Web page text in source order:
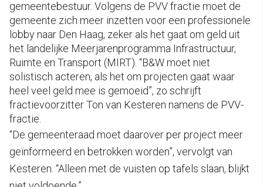
gemeentebestuur. Volgens de PVV fractie moet de
gemeente zich meer inzetten voor een professionele
lobby naar Den Haag, zeker als het gaat om geld uit
het landelijke Meerjarenprogramma Infrastructuur,
Ruimte en Transport (MIRT). “B&W moet niet
solistisch acteren, als het om projecten gaat waar
heel veel geld mee is gemoeid”, zo schrijft
fractievoorzitter Ton van Kesteren namens de PVV-
fractie.
“De gemeenteraad moet daarover per project meer
geïnformeerd en betrokken worden”, vervolgt van
Kesteren. “Alleen met de vuisten op tafels slaan, blijkt